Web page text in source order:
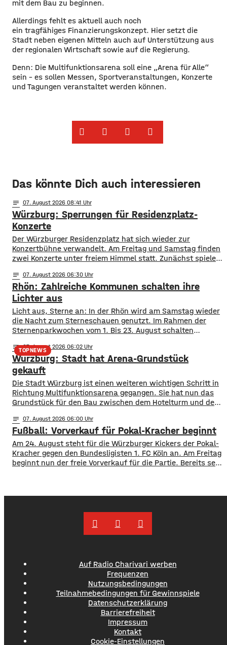
mit dem Bau zu beginnen.
Allerdings fehlt es aktuell auch noch
ein tragfähiges Finanzierungskonzept. Hier setzt die
Stadt neben eigenen Mitteln auch auf Unterstützung aus
der regionalen Wirtschaft sowie auf die Regierung.
Denn: Die Multifunktionsarena soll eine „Arena für Alle“
sein – es sollen Messen, Sportveranstaltungen, Konzerte
und Tagungen veranstaltet werden können.
Das könnte Dich auch interessieren
notes 07. August 2026 08:41
Würzburg: Sperrungen für Residenzplatz-
Konzerte
Der Würzburger Residenzplatz hat sich wieder zur
Konzertbühne verwandelt. Am Freitag und Samstag finden
zwei Konzerte unter freiem Himmel statt. Zunächst spielen
Samstag ist dann das Konzert des Duos Fast Boy. Das
Konzert von Roy Bianco und den Abbrunzati Boys ist
ausverkauft, rund 16.000 Menschen werden
notes 07. August 2026 06:30
Rhön: Zahlreiche Kommunen schalten ihre
Lichter aus
Licht aus, Sterne an: In der Rhön wird am Samstag wieder
die Nacht zum Sterneschauen genutzt. Im Rahmen der
Sternenparkwochen vom 1. Bis 23. August schalten
Grabfeld und Bad Kissingen ihre öffentliche Beleuchtung
teilweise oder komplett ab. Mit dabei sind unter anderem
Bad Neustadt, Hammelburg, Fladungen, Oberelsbach und
Wildflecken. Ziel ist
TOPNEWS
notes 07. August 2026 06:02
Würzburg: Stadt hat Arena-Grundstück
gekauft
Die Stadt Würzburg ist einen weiteren wichtigen Schritt in
Richtung Multifunktionsarena gegangen. Sie hat nun das
Grundstück für den Bau zwischen dem Hotelturm und den
bei Instagram mitgeteilt hat, ist der Vertrag
unterschrieben. In Anlehnung an den berühmten Satz nach
der ersten Mondlandung sagt Heilig, es sei für ihn
notes 07. August 2026 06:00
Fußball: Vorverkauf für Pokal-Kracher beginnt
Am 24. August steht für die Würzburger Kickers der Pokal-
Kracher gegen den Bundesligisten 1. FC Köln an. Am Freitag
beginnt nun der freie Vorverkauf für die Partie. Bereits seit
Auf Radio Charivari werben
Frequenzen
Nutzungsbedingungen
Teilnahmebedingungen für Gewinnspiele
Datenschutzerklärung
Barrierefreiheit
Impressum
Kontakt
Cookie-Einstellungen